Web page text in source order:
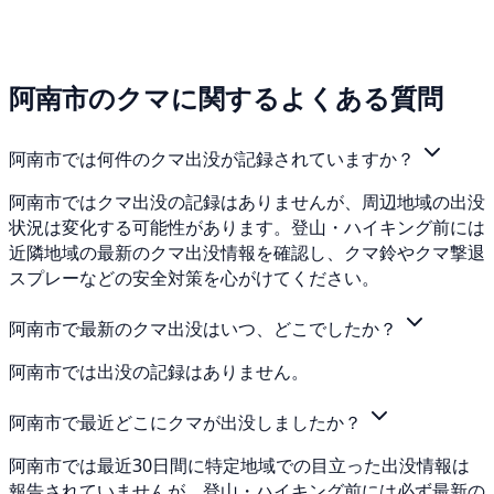
阿南市のクマに関するよくある質問
阿南市では何件のクマ出没が記録されていますか？
阿南市ではクマ出没の記録はありませんが、周辺地域の出没
状況は変化する可能性があります。登山・ハイキング前には
近隣地域の最新のクマ出没情報を確認し、クマ鈴やクマ撃退
スプレーなどの安全対策を心がけてください。
阿南市で最新のクマ出没はいつ、どこでしたか？
阿南市では出没の記録はありません。
阿南市で最近どこにクマが出没しましたか？
阿南市では最近30日間に特定地域での目立った出没情報は